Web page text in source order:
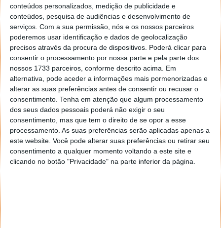
conteúdos personalizados, medição de publicidade e
conteúdos, pesquisa de audiências e desenvolvimento de
serviços. Com a sua permissão, nós e os nossos parceiros
poderemos usar identificação e dados de geolocalização
precisos através da procura de dispositivos. Poderá clicar para
consentir o processamento por nossa parte e pela parte dos
nossos 1733 parceiros, conforme descrito acima. Em
alternativa, pode aceder a informações mais pormenorizadas e
alterar as suas preferências antes de consentir ou recusar o
consentimento. Tenha em atenção que algum processamento
dos seus dados pessoais poderá não exigir o seu
consentimento, mas que tem o direito de se opor a esse
processamento. As suas preferências serão aplicadas apenas a
este website. Você pode alterar suas preferências ou retirar seu
consentimento a qualquer momento voltando a este site e
clicando no botão "Privacidade" na parte inferior da página.